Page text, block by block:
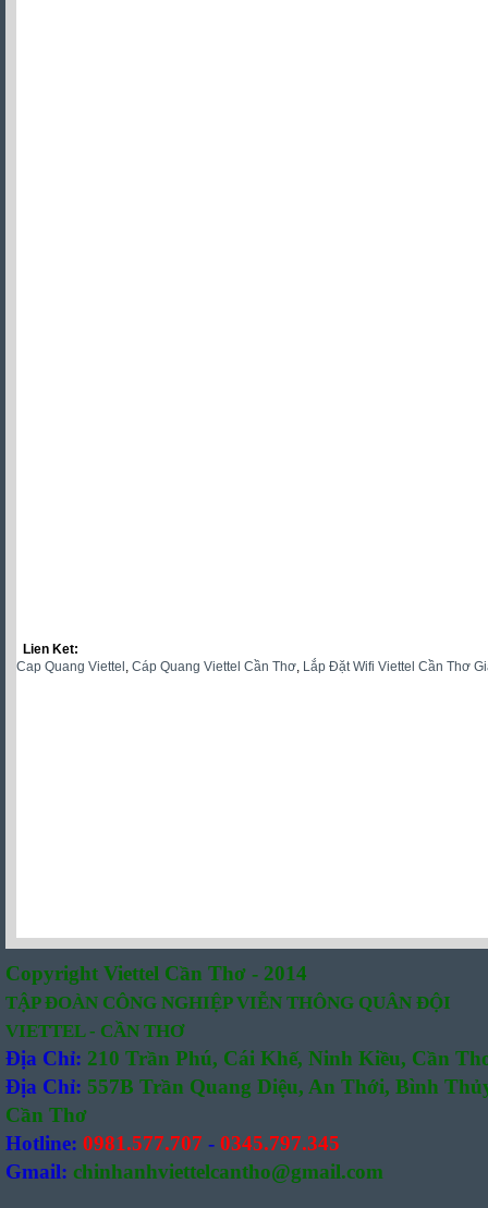
Lien Ket:
Cap Quang Viettel , Cáp Quang Viettel Cần Thơ, Lắp Đặt Wifi Viettel Cần Thơ
Copyright Viettel Cần Thơ - 2014
TẬP ĐOÀN CÔNG NGHIỆP VIỄN THÔNG QUÂN ĐỘI
VIETTEL - CẦN THƠ
Địa Chỉ: 210 Trần Phú, Cái Khế, Ninh Kiều, Cần
Địa Chỉ: 557B Trần Quang Diệu, An Thới, Bình
Cần Thơ
Hotline: 0981.577.707 - 0345.797.345
Gmail: chinhanhviettelcantho@gmail.com